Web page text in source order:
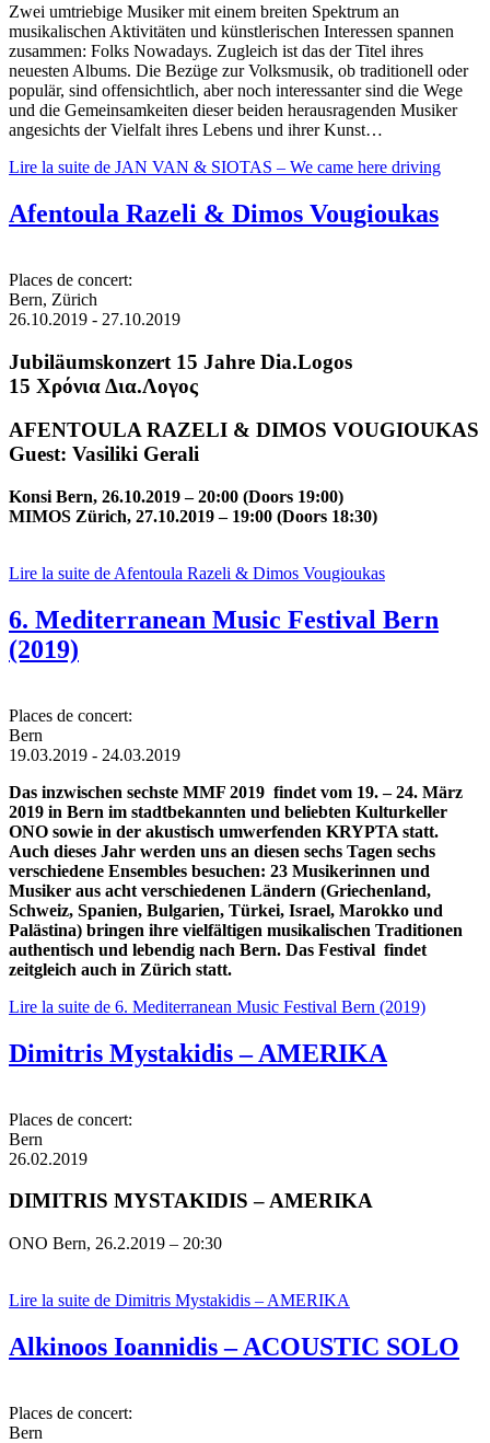
Zwei umtriebige Musiker mit einem breiten Spektrum an
musikalischen Aktivitäten und künstlerischen Interessen spannen
zusammen: Folks Nowadays. Zugleich ist das der Titel ihres
neuesten Albums. Die Bezüge zur Volksmusik, ob traditionell oder
populär, sind offensichtlich, aber noch interessanter sind die Wege
und die Gemeinsamkeiten dieser beiden herausragenden Musiker
angesichts der Vielfalt ihres Lebens und ihrer Kunst…
Lire la suite de JAN VAN & SIOTAS – We came here driving
Afentoula Razeli & Dimos Vougioukas
Places de concert:
Bern, Zürich
26.10.2019 - 27.10.2019
Jubiläumskonzert 15 Jahre Dia.Logos
15 Χρόνια Δια.Λογος
AFENTOULA RAZELI & DIMOS VOUGIOUKAS
Guest: Vasiliki Gerali
Konsi Bern, 26.10.2019 – 20:00 (Doors 19:00)
MIMOS Zürich, 27.10.2019 – 19:00 (Doors 18:30)
Lire la suite de Afentoula Razeli & Dimos Vougioukas
6. Mediterranean Music Festival Bern
(2019)
Places de concert:
Bern
19.03.2019 - 24.03.2019
Das inzwischen sechste MMF 2019 findet vom 19. – 24. März
2019 in Bern im stadtbekannten und beliebten Kulturkeller
ONO sowie in der akustisch umwerfenden KRYPTA statt.
Auch dieses Jahr werden uns an diesen sechs Tagen sechs
verschiedene Ensembles besuchen: 23 Musikerinnen und
Musiker aus acht verschiedenen Ländern (Griechenland,
Schweiz, Spanien, Bulgarien, Türkei, Israel, Marokko und
Palästina) bringen ihre vielfältigen musikalischen Traditionen
authentisch und lebendig nach Bern. Das Festival findet
zeitgleich auch in Zürich statt.
Lire la suite de 6. Mediterranean Music Festival Bern (2019)
Dimitris Mystakidis – AMERIKA
Places de concert:
Bern
26.02.2019
DIMITRIS MYSTAKIDIS – AMERIKA
ONO Bern, 26.2.2019 – 20:30
Lire la suite de Dimitris Mystakidis – AMERIKA
Alkinoos Ioannidis – ACOUSTIC SOLO
Places de concert:
Bern